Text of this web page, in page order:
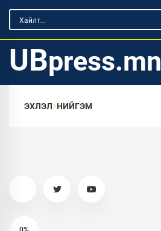
UBpress.mn
ЭХЛЭЛ НИЙГЭМ